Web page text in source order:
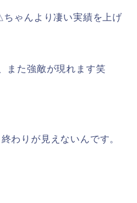
ゃんより凄い実績を上げ
また強敵が現れます笑
わりが見えないんです。